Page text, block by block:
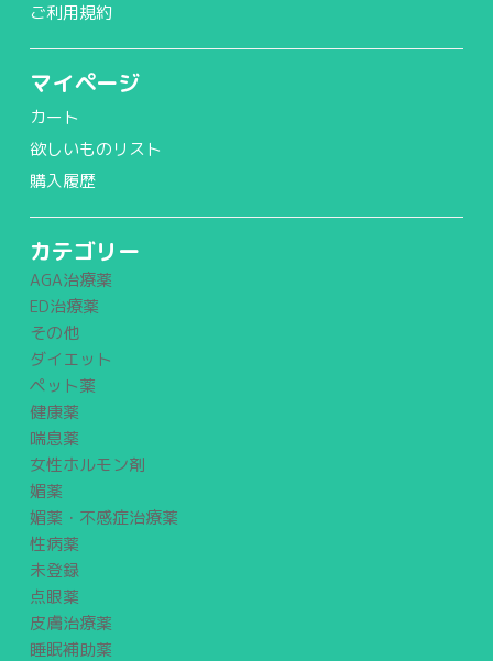
ご利用規約
マイページ
カート
欲しいものリスト
購入履歴
カテゴリー
AGA治療薬
ED治療薬
その他
ダイエット
ペット薬
健康薬
喘息薬
女性ホルモン剤
媚薬
媚薬・不感症治療薬
性病薬
未登録
点眼薬
皮膚治療薬
睡眠補助薬